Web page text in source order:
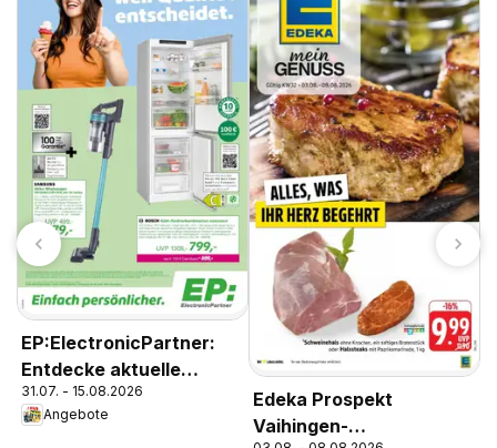
EP:ElectronicPartner:
Entdecke aktuelle
Angebote
31.07. - 15.08.2026
Angebote
Edeka Prospekt
Vaihingen-